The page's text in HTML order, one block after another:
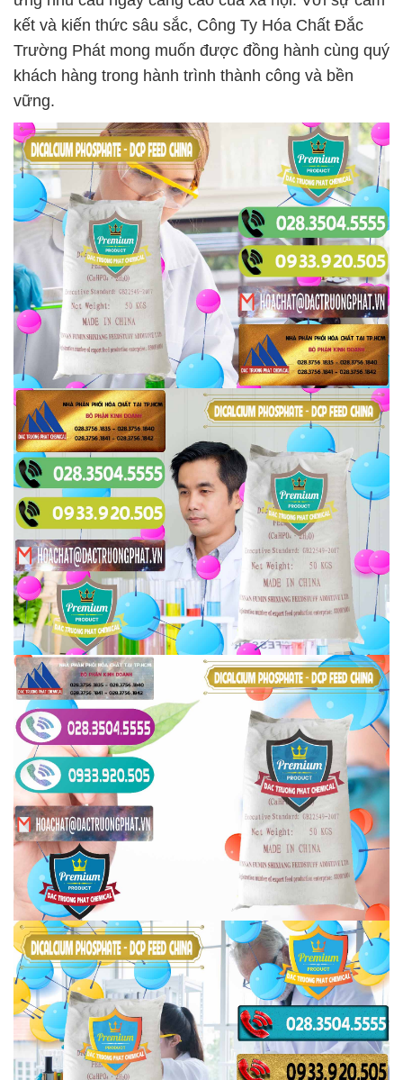
kết và kiến thức sâu sắc, Công Ty Hóa Chất Đắc
Trường Phát mong muốn được đồng hành cùng quý
khách hàng trong hành trình thành công và bền
vững.